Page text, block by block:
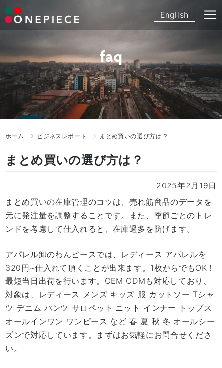
Skip
to
English
faq
ホーム ビジネスレポート まとめ買いの選び方は？
まとめ買いの選び方は？
2025年2月19日
まとめ買いの在庫管理のコツは、売れ筋商品のデータを
元に発注量を調整することです。また、季節ごとのトレ
ンドを考慮して仕入れると、在庫過多を防げます。
アパレル卸のわんピースでは、レディース アパレルを
320円~仕入れて頂くことが出来ます。1枚からでもOK！
最短当日出荷を行います。OEM ODMも対応しており、
対象は、レディース メンズ キッズ 服 カットソー Tシャ
ツ デニム パンツ サロペット ニット インナー トップス
オールインワン ワンピース など 春 夏 秋 冬 オールシー
ズンで対応しています。まずはお気軽にお問合せくださ
い。